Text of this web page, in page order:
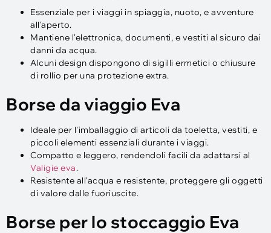
Essenziale per i viaggi in spiaggia, nuoto, e avventure
all'aperto.
Mantiene l'elettronica, documenti, e vestiti al sicuro dai
danni da acqua.
Alcuni design dispongono di sigilli ermetici o chiusure
di rollio per una protezione extra.
Borse da viaggio Eva
Ideale per l'imballaggio di articoli da toeletta, vestiti, e
piccoli elementi essenziali durante i viaggi.
Compatto e leggero, rendendoli facili da adattarsi al
Valigie eva.
Resistente all'acqua e resistente, proteggere gli oggetti
di valore dalle fuoriuscite.
Borse per lo stoccaggio Eva